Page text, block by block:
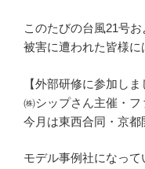
このたびの台風21号
被害に遭われた皆様に
【外部研修に参加しま
㈱シップさん主催・フ
今月は東西合同・京都
モデル事例社になっ